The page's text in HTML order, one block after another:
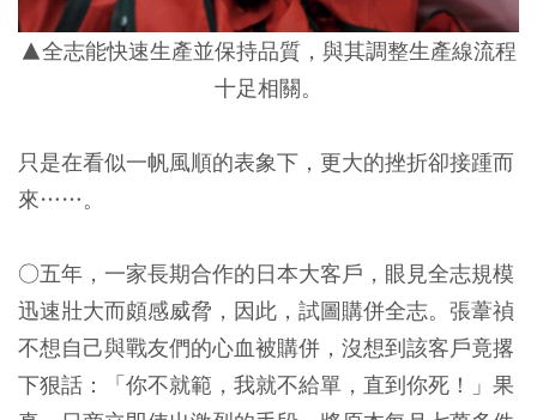
▲全志能快速生產並保持品質，與其調整生產線流程
十足相關。
只是在看似一帆風順的表象下，更大的挫折卻接踵而
來……。
○五年，一家長期合作的日本大客戶，眼見全志規模
迅速壯大而頗感威脅，因此，試圖購併全志。張葦禎
不想自己與戰友們的心血被購併，沒想到該客戶竟撂
下狠話：「你不就範，我就不給單，直到你死！」果